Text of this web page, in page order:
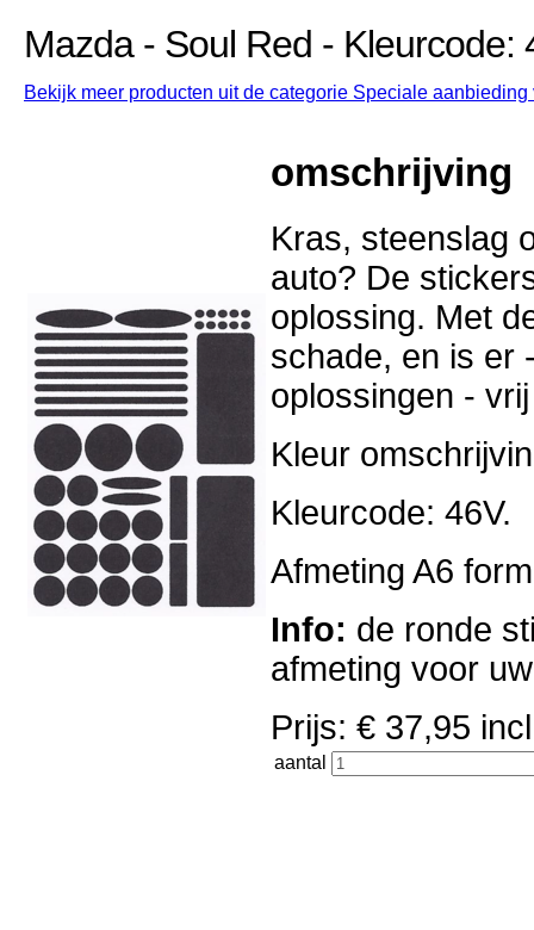
Mazda - Soul Red - Kleurcode:
Bekijk meer producten uit de categorie Speciale aanbieding
omschrijving
Kras, steenslag
auto? De
oplossing. Met
schade, en is er
oplossingen -
Kleur
Kleurcode: 46V.
Afmeting A6
Info: de ronde
afmeting voor
Prijs: € 37,95
aantal